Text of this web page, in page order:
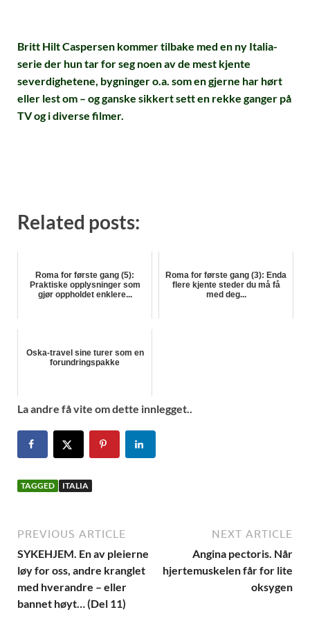
Britt Hilt Caspersen kommer tilbake med en ny Italia-
serie der hun tar for seg noen av de mest kjente
severdighetene, bygninger o.a. som en gjerne har hørt
eller lest om – og ganske sikkert sett en rekke ganger på
TV og i diverse filmer.
Related posts:
Roma for første gang (5):
Praktiske opplysninger som
gjør oppholdet enklere...
Roma for første gang (3): Enda
flere kjente steder du må få
med deg...
Oska-travel sine turer som en
forundringspakke
La andre få vite om dette innlegget..
TAGGED ITALIA
PREVIOUS ARTICLE
SYKEHJEM. En av pleierne
løy for oss, andre kranglet
med hverandre – eller
bannet høyt… (Del 11)
NEXT ARTICLE
Angina pectoris. Når
hjertemuskelen får for lite
oksygen